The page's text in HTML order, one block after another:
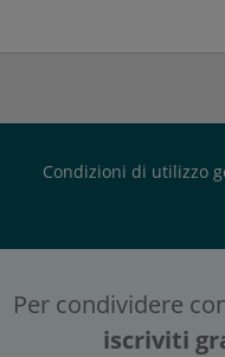
Per leggere
Per condividere
iscriviti
Condizioni di utilizzo